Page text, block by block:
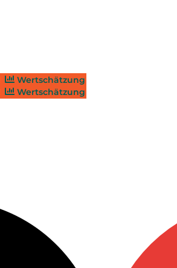
Wertschätzung
Wertschätzung